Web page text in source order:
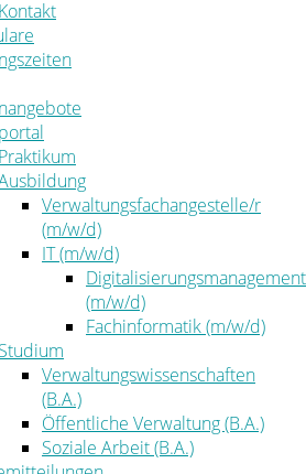
Ausschreibungen
Daten, Fakten
und Unternehmen
Kontakt
Praktikum
Verwaltungsfachangestelle/r
(m/w/d)
IT (m/w/d)
Digitalisierungsmanagement
(m/w/d)
Fachinformatik (m/w/d)
Studium
Verwaltungswissenschaften
(B.A.)
Öffentliche Verwaltung (B.A.)
Soziale Arbeit (B.A.)